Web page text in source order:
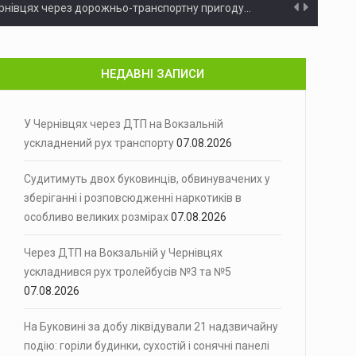
побив потерпілого На Буковині правоохоронці затримали чоловіка,…
Кабінет Міністрів запровадив нову систему…
про мінливу погоду…
сили ППО перехопили…
Вокзальній,…
НЕДАВНІ ЗАПИСИ
У Чернівцях через ДТП на Вокзальній
ускладнений рух транспорту07.08.2026
Судитимуть двох буковинців, обвинувачених у
зберіганні і розповсюдженні наркотиків в
особливо великих розмірах07.08.2026
Через ДТП на Вокзальній у Чернівцях
ускладнився рух тролейбусів №3 та №5
07.08.2026
На Буковині за добу ліквідували 21 надзвичайну
подію: горіли будинки, сухостій і сонячні панелі